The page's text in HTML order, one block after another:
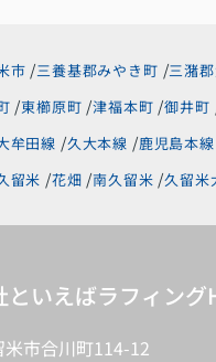
市 三養基郡みやき町 三潴
東櫛原町 津福本町 御井町
牟田線 久大本線 鹿児島本線
留米 花畑 南久留米 久留米
いえばラフィング
市合川町114-12